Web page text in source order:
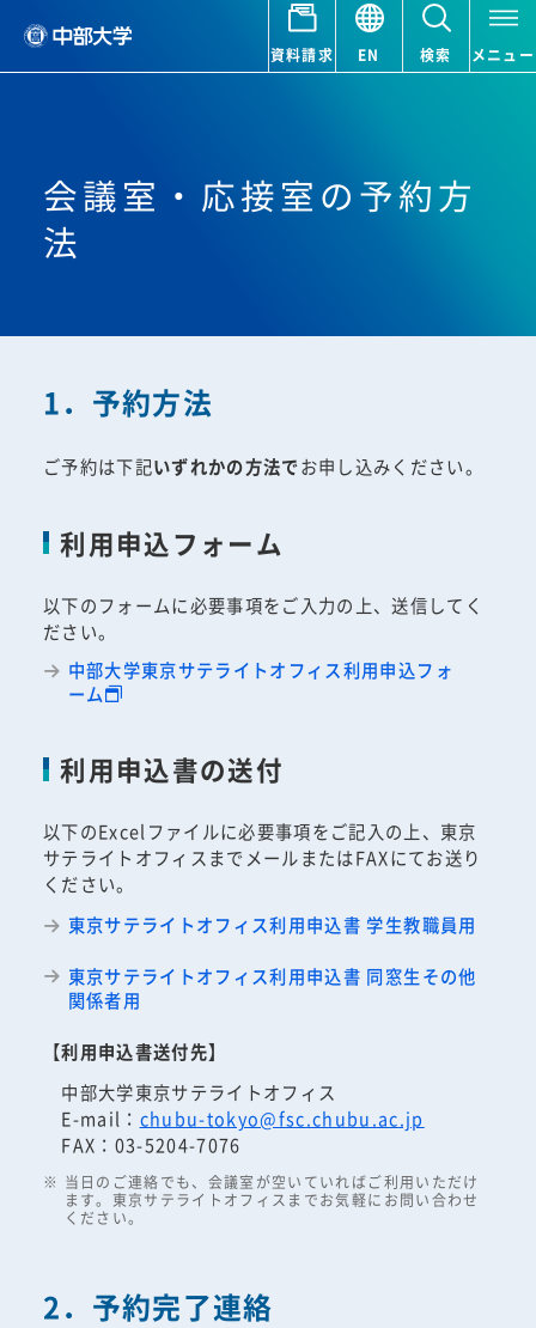
資料請求 EN 検索 メニュー
会議室・応接室の予約方
法
1．予約方法
ご予約は下記いずれかの方法でお申し込みください。
利用申込フォーム
以下のフォームに必要事項をご入力の上、送信してく
ださい。
中部大学東京サテライトオフィス利用申込フォ
ーム
利用申込書の送付
以下のExcelファイルに必要事項をご記入の上、東京
サテライトオフィスまでメールまたはFAXにてお送り
ください。
東京サテライトオフィス利用申込書 学生教職員用
東京サテライトオフィス利用申込書 同窓生その他
関係者用
【利用申込書送付先】
中部大学東京サテライトオフィス
E-mail： chubu-tokyo@fsc.chubu.ac.jp
FAX：03-5204-7076
当日のご連絡でも、会議室が空いていればご利用いただけ
ます。東京サテライトオフィスまでお気軽にお問い合わせ
ください。
2．予約完了連絡